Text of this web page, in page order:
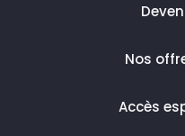
Nos
Accès